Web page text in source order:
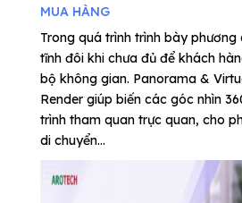
MUA HÀNG
Trong quá trình trình bày phương
tĩnh đôi khi chưa đủ để khách
bộ không gian. Panorama &
Render giúp biến các góc nhìn
trình tham quan trực quan, cho
di chuyển...